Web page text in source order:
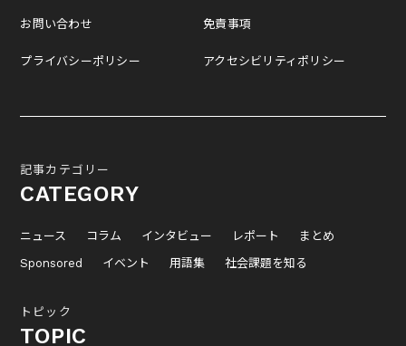
お問い合わせ
プライバシーポリシー
免責事項
アクセシビリティポリシー
記事カテゴリー
CATEGORY
ニュース コラム インタビュー レポート
まとめ
Sponsored
イベント 用語集 社会課題を知る
トピック
TOPIC